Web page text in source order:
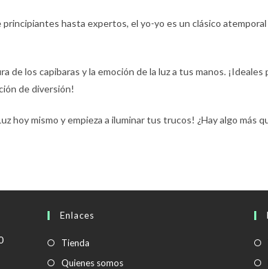
hasta expertos, el yo-yo es un clásico
de los capibaras y la emoción de la luz a tus manos. ¡Ideales
de diversión!
hoy mismo y empieza a iluminar tus trucos! ¿Hay algo más
Enlaces
Tienda
Quienes somos